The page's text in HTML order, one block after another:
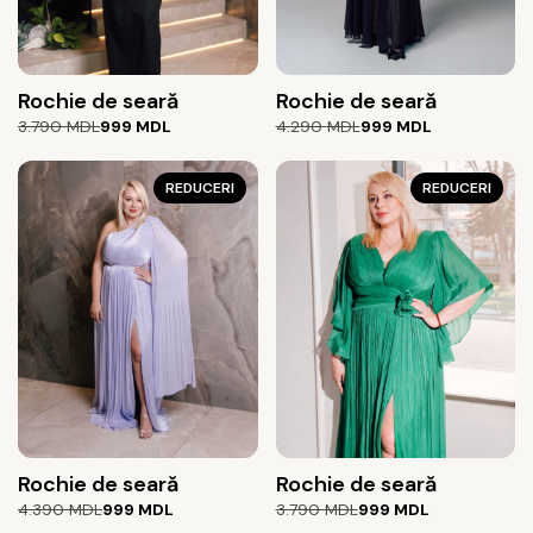
Rochie de seară
3.790MDL
Prețul
a
fost:
3.790 MDL.
999 MDL
Prețul
este:
999 MDL.
Rochie de seară
4.290MDL
Prețul
a
4.290 MDL.
999 MDL
Prețul
este:
REDUCERI
Rochie de seară
4.390MDL
Prețul
999 MDL
Prețul
REDUCERI
Rochie de seară
3.790MDL
Prețul
999 MDL
Prețul